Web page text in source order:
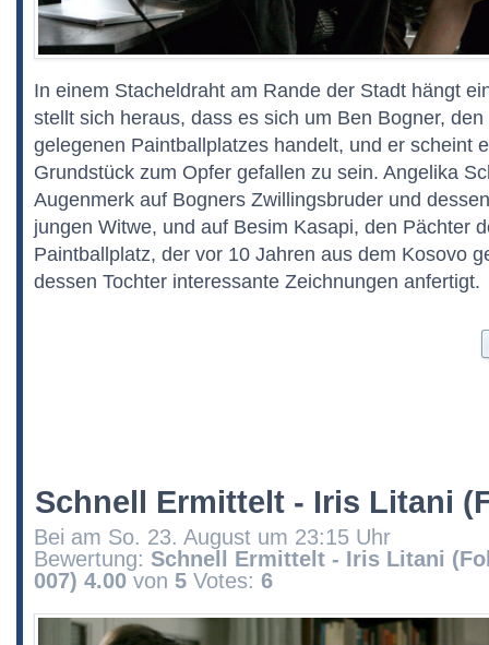
In einem Stacheldraht am Rande der Stadt hängt
stellt sich heraus, dass es sich um Ben Bogner,
gelegenen Paintballplatzes handelt, und er scheint
Grundstück zum Opfer gefallen zu sein. Angelika
Augenmerk auf Bogners Zwillingsbruder und
jungen Witwe, und auf Besim Kasapi, den Pächter
Paintballplatz, der vor 10 Jahren aus dem Kosovo
dessen Tochter interessante Zeichnungen anfertigt.
Schnell Ermittelt - Iris Litani
Bei am So. 23. August um 23:15 Uhr
Bewertung: Schnell Ermittelt - Iris Litani
007) 4.00 von 5 Votes: 6